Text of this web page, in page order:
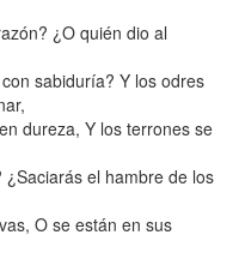
¿O quién dio al
sabiduría? Y los odres
dureza, Y los terrones se
el hambre de los
O se están en sus